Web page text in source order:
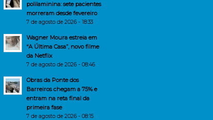
polilaminina: sete pacientes
morreram desde fevereiro
7 de agosto de 2026 - 18:33
Wagner Moura estreia em
“A Última Casa”, novo filme
da Netflix
7 de agosto de 2026 - 08:46
Obras da Ponte dos
Barreiros chegam a 75% e
entram na reta final da
primeira fase
7 de agosto de 2026 - 08:15